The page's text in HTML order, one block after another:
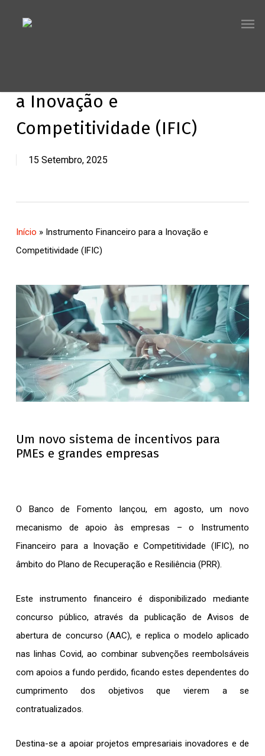
a Inovação e
Competitividade (IFIC)
15 Setembro, 2025
Início » Instrumento Financeiro para a Inovação e
Competitividade (IFIC)
Um novo sistema de incentivos para
PMEs e grandes empresas
O Banco de Fomento lançou, em agosto, um novo
mecanismo de apoio às empresas – o Instrumento
Financeiro para a Inovação e Competitividade (IFIC), no
âmbito do Plano de Recuperação e Resiliência (PRR).
Este instrumento financeiro é disponibilizado mediante
concurso público, através da publicação de Avisos de
abertura de concurso (AAC), e replica o modelo aplicado
nas linhas Covid, ao combinar subvenções reembolsáveis
com apoios a fundo perdido, ficando estes dependentes do
cumprimento dos objetivos que vierem a se
contratualizados.
Destina-se a apoiar projetos empresariais inovadores e de